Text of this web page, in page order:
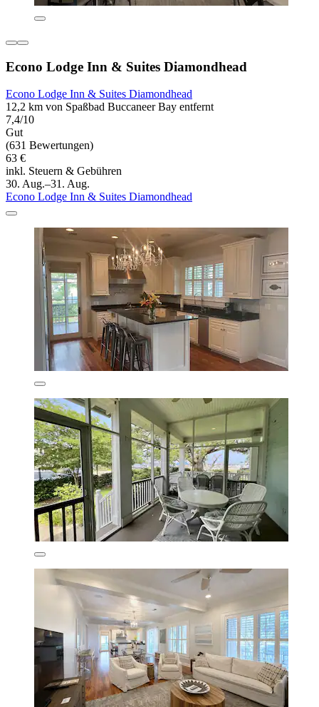
Econo Lodge Inn & Suites Diamondhead
Econo Lodge Inn & Suites Diamondhead
12,2 km von Spaßbad Buccaneer Bay entfernt
7,4/10
Gut
(631 Bewertungen)
63 €
inkl. Steuern & Gebühren
30. Aug.–31. Aug.
Econo Lodge Inn & Suites Diamondhead